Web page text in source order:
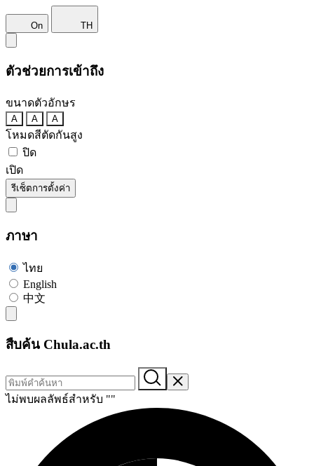
On TH
ตัวช่วยการเข้าถึง
ขนาดตัวอักษร
A A A
โหมดสีตัดกันสูง
ปิด
เปิด
รีเซ็ตการตั้งค่า
ภาษา
ไทย
English
中文
สืบค้น Chula.ac.th
ไม่พบผลลัพธ์สำหรับ ""